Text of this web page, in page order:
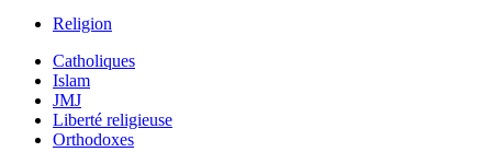
Religion
Catholiques
Islam
JMJ
Liberté religieuse
Orthodoxes